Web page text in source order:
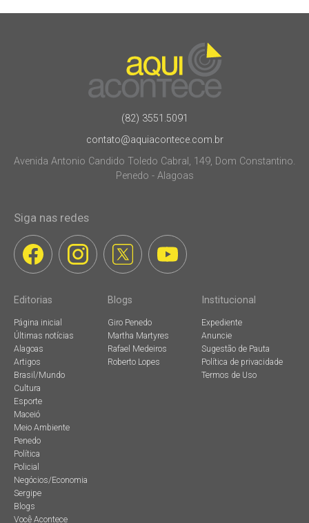
(82) 3551.5091
contato@aquiacontece.com.br
Avenida Antonio Candido Toledo Cabral, 149, Dom Constantino.
Penedo - Alagoas
Siga nas redes
Editorias
Página inicial
Últimas notícias
Alagoas
Artigos
Brasil/Mundo
Cultura
Esporte
Maceió
Meio Ambiente
Penedo
Política
Policial
Negócios/Economia
Sergipe
Blogs
Você Acontece
Blogs
Giro Penedo
Martha Martyres
Rafael Medeiros
Roberto Lopes
Institucional
Expediente
Anuncie
Sugestão de Pauta
Política de privacidade
Termos de Uso